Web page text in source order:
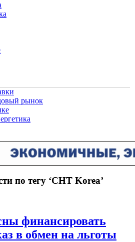
рынок
по тегу ‘CHT Korea’
финансировать
в обмен на льготы